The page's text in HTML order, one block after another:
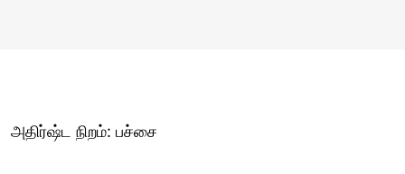
அதிர்ஷ்ட நிறம்: பச்சை